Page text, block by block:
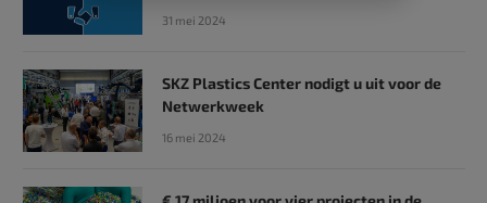
31 mei 2024
SKZ Plastics Center nodigt u uit voor de
Netwerkweek
16 mei 2024